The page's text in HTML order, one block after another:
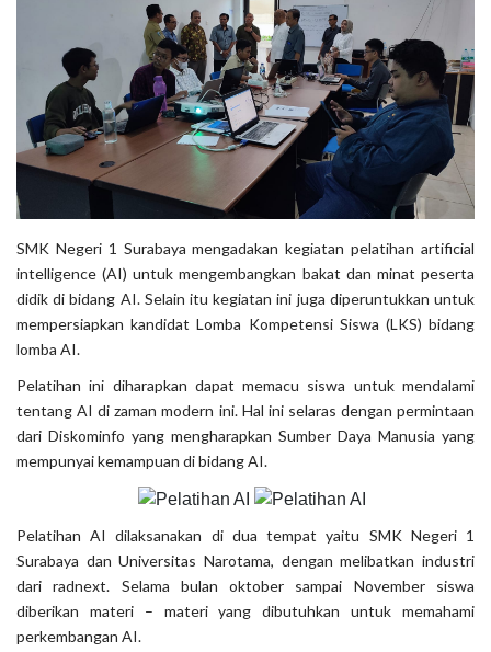
SMK Negeri 1 Surabaya mengadakan kegiatan pelatihan artificial
intelligence (AI) untuk mengembangkan bakat dan minat peserta
didik di bidang AI. Selain itu kegiatan ini juga diperuntukkan untuk
mempersiapkan kandidat Lomba Kompetensi Siswa (LKS) bidang
lomba AI.
Pelatihan ini diharapkan dapat memacu siswa untuk mendalami
tentang AI di zaman modern ini. Hal ini selaras dengan permintaan
dari Diskominfo yang mengharapkan Sumber Daya Manusia yang
mempunyai kemampuan di bidang AI.
Pelatihan AI dilaksanakan di dua tempat yaitu SMK Negeri 1
Surabaya dan Universitas Narotama, dengan melibatkan industri
dari radnext. Selama bulan oktober sampai November siswa
diberikan materi – materi yang dibutuhkan untuk memahami
perkembangan AI.